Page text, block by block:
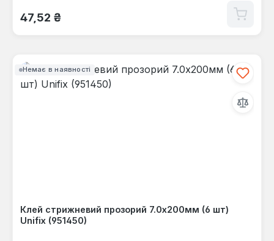
Звичайна ціна:
47,52 ₴
Немає в наявності
Клей стрижневий прозорий 7.0х200мм (6 шт)
Unifix (951450)